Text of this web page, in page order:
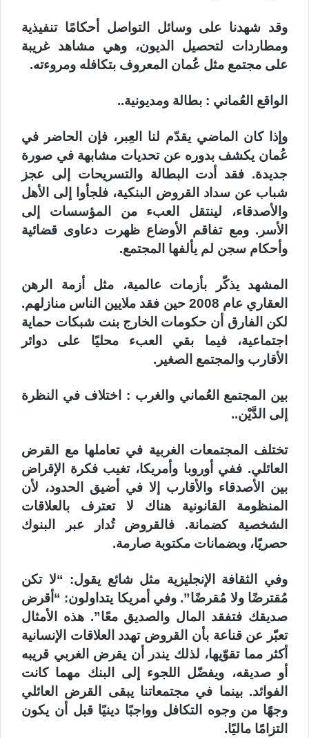
وقد شهدنا على وسائل التواصل أحكامًا تنفيذية
ومطاردات لتحصيل الديون، وهي مشاهد غريبة
على مجتمع مثل عُمان المعروف بتكافله ومروءته.
الواقع العُماني : بطالة ومديونية..
وإذا كان الماضي يقدّم لنا العِبر، فإن الحاضر في
عُمان يكشف بدوره عن تحديات مشابهة في صورة
جديدة. فقد أدت البطالة والتسريحات إلى عجز
شباب عن سداد القروض البنكية، فلجأوا إلى الأهل
والأصدقاء، لينتقل العبء من المؤسسات إلى
الأسر. ومع تفاقم الأوضاع ظهرت دعاوى قضائية
وأحكام سجن لم يألفها المجتمع.
المشهد يذكّر بأزمات عالمية، مثل أزمة الرهن
العقاري عام 2008 حين فقد ملايين الناس منازلهم.
لكن الفارق أن حكومات الخارج بنت شبكات حماية
اجتماعية، فيما بقي العبء محليًا على دوائر
الأقارب والمجتمع الصغير.
بين المجتمع العُماني والغرب : اختلاف في النظرة
إلى الدَّيْن..
تختلف المجتمعات الغربية في تعاملها مع القرض
العائلي. ففي أوروبا وأمريكا، تغيب فكرة الإقراض
بين الأصدقاء والأقارب إلا في أضيق الحدود، لأن
المنظومة القانونية هناك لا تعترف بالعلاقات
الشخصية كضمانة. فالقروض تُدار عبر البنوك
حصريًا، وبضمانات مكتوبة صارمة.
وفي الثقافة الإنجليزية مثل شائع يقول: “لا تكن
مُقترضًا ولا مُقرضًا”. وفي أمريكا يتداولون: “أقرض
صديقك فتفقد المال والصديق معًا”. هذه الأمثال
تعبّر عن قناعة بأن القروض تهدد العلاقات الإنسانية
أكثر مما تقوّيها، لذلك يندر أن يقرض الغربي قريبه
أو صديقه، ويفضّل اللجوء إلى البنك مهما كانت
الفوائد. بينما في مجتمعاتنا يبقى القرض العائلي
وجهًا من وجوه التكافل وواجبًا دينيًا قبل أن يكون
التزامًا ماليًا.